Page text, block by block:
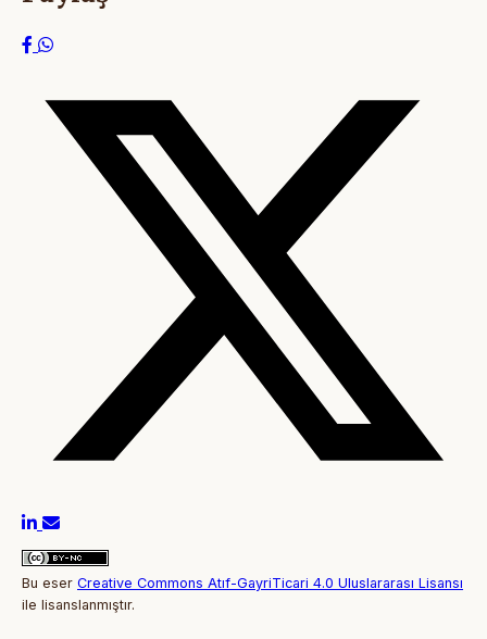
Bu eser Creative Commons Atıf-GayriTicari 4.0 Uluslararası Lisansı
ile lisanslanmıştır.